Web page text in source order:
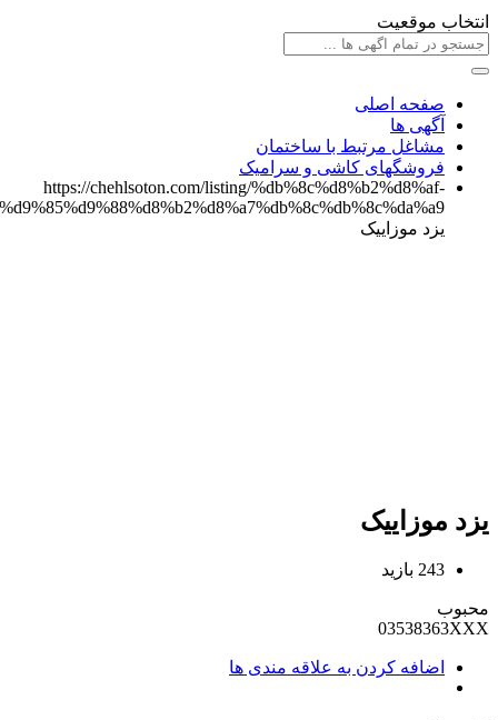
انتخاب موقعیت
صفحه اصلی
آگهی ها
مشاغل مرتبط با ساختمان
فروشگهای کاشی و سرامیک
https://chehlsoton.com/listing/%db%8c%d8%b2%d8%af-
%d9%85%d9%88%d8%b2%d8%a7%db%8c%db%8c%da%a9/
یزد موزاییک
یزد موزاییک
243 بازید
محبوب
03538363XXX
اضافه کردن به علاقه مندی ها